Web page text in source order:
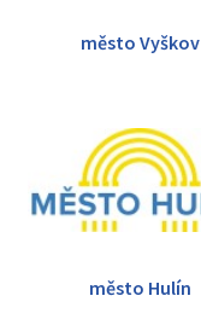
město Vyškov
město Hulín